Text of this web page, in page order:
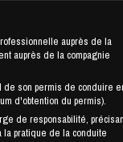
auprès de la
auprès de la compagnie
son permis de conduire
d'obtention du permis).
de responsabilité,
pratique de la conduite